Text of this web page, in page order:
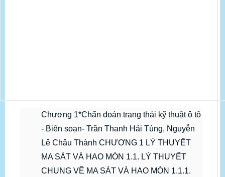
Chương 1*Chẩn đoán trạng thái kỹ thuật ô tô
- Biên soạn- Trần Thanh Hải Tùng, Nguyễn
Lê Châu Thành CHƯƠNG 1 LÝ THUYẾT
MA SÁT VÀ HAO MÒN 1.1. LÝ THUYẾT
CHUNG VỀ MA SÁT VÀ HAO MÒN 1.1.1.